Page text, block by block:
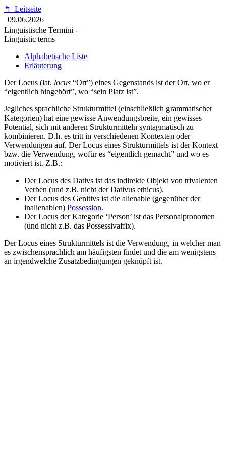
↰
Leitseite
09.06.2026
Linguistische Termini -
Linguistic terms
Alphabetische Liste
Erläuterung
Der Locus (lat. locus “Ort”) eines Gegenstands ist der Ort, wo er
“eigentlich hingehört”, wo “sein Platz ist”.
Jegliches sprachliche Strukturmittel (einschließlich grammatischer
Kategorien) hat eine gewisse Anwendungsbreite, ein gewisses
Potential, sich mit anderen Strukturmitteln syntagmatisch zu
kombinieren. D.h. es tritt in verschiedenen Kontexten oder
Verwendungen auf. Der Locus eines Strukturmittels ist der Kontext
bzw. die Verwendung, wofür es “eigentlich gemacht” und wo es
motiviert ist. Z.B.:
Der Locus des Dativs ist das indirekte Objekt von trivalenten
Verben (und z.B. nicht der Dativus ethicus).
Der Locus des Genitivs ist die alienable (gegenüber der
inalienablen) Possession.
Der Locus der Kategorie ‘Person’ ist das Personalpronomen
(und nicht z.B. das Possessivaffix).
Der Locus eines Strukturmittels ist die Verwendung, in welcher man
es zwischensprachlich am häufigsten findet und die am wenigstens
an irgendwelche Zusatzbedingungen geknüpft ist.